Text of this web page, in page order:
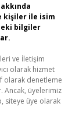
kişiler ile isim
bilgiler
ve İletişim
olarak hizmet
olarak denetleme
Ancak, üyelerimiz
siteye üye olarak